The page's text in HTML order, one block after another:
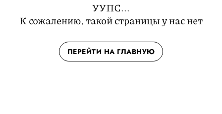
УУПС...
К сожалению, такой страницы у нас нет
ПЕРЕЙТИ НА ГЛАВНУЮ